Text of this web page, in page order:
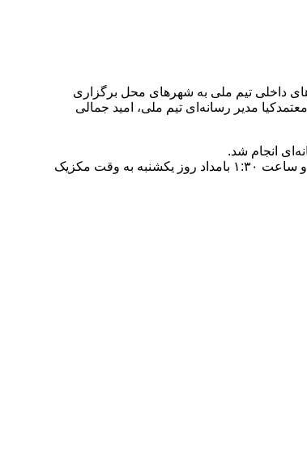
داخلی تیم ملی به شهرهای محل برگزاری
مدیر رسانه‌ای تیم ملی، امید جمالی
انجام شد.
بر اساس برنامه‌ریزی صورت گرفته، کاروان تیم ملی فوتبال ایران روز شنبه ساعت ۱۵ به وقت محلی از ترکیه عازم شهر تیخوانا در مکزیک خواهد شد و ساعت ۱:۳۰ بامداد روز یکشنبه به وقت مکزیک